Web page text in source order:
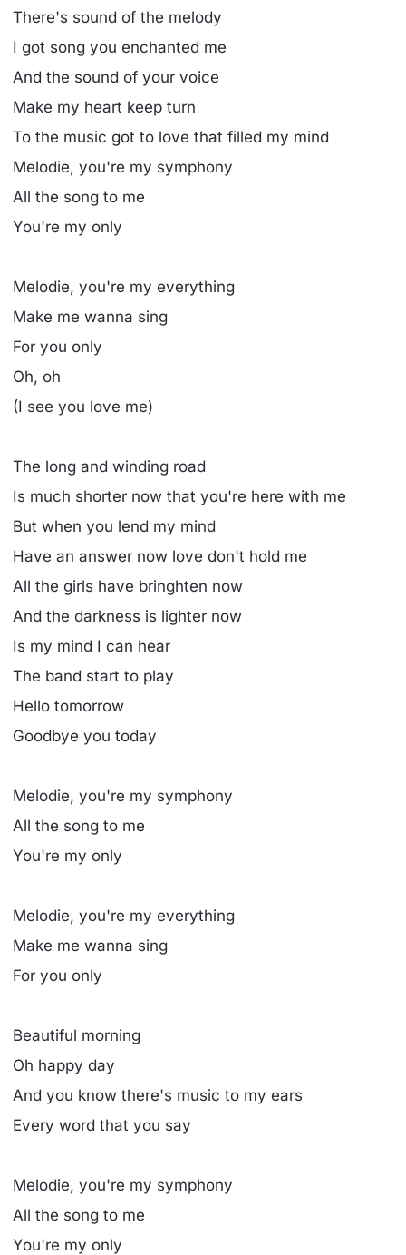
There's sound of the melody
I got song you enchanted me
And the sound of your voice
Make my heart keep turn
To the music got to love that filled my mind
Melodie, you're my symphony
All the song to me
You're my only
Melodie, you're my everything
Make me wanna sing
For you only
Oh, oh
(I see you love me)
The long and winding road
Is much shorter now that you're here with me
But when you lend my mind
Have an answer now love don't hold me
All the girls have bringhten now
And the darkness is lighter now
Is my mind I can hear
The band start to play
Hello tomorrow
Goodbye you today
Melodie, you're my symphony
All the song to me
You're my only
Melodie, you're my everything
Make me wanna sing
For you only
Beautiful morning
Oh happy day
And you know there's music to my ears
Every word that you say
Melodie, you're my symphony
All the song to me
You're my only